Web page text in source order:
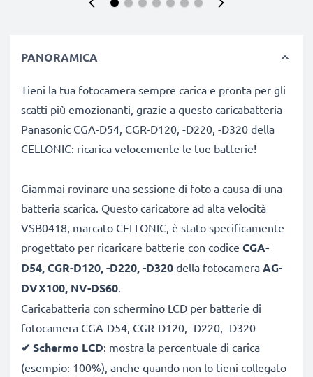
PANORAMICA
Tieni la tua fotocamera sempre carica e pronta per gli
scatti più emozionanti, grazie a questo caricabatteria
Panasonic CGA-D54, CGR-D120, -D220, -D320 della
CELLONIC: ricarica velocemente le tue batterie!
Giammai rovinare una sessione di foto a causa di una
batteria scarica. Questo caricatore ad alta velocità
VSB0418, marcato CELLONIC, è stato specificamente
progettato per ricaricare batterie con codice CGA-
D54, CGR-D120, -D220, -D320 della fotocamera AG-
DVX100, NV-DS60.
Caricabatteria con schermino LCD per batterie di
fotocamera CGA-D54, CGR-D120, -D220, -D320
✔ Schermo LCD: mostra la percentuale di carica
(esempio: 100%), anche quando non lo tieni collegato